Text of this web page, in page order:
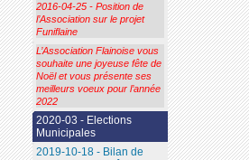
2016-04-25 - Position de
l’Association sur le projet
Funiflaine
L’Association Flainoise vous
souhaite une joyeuse fête de
Noël et vous présente ses
meilleurs voeux pour l’année
2022
2020-03 - Elections
Municipales
2019-10-18 - Bilan de